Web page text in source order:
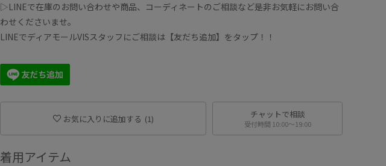
▷LINEで在庫のお問い合わせや商品、コーディネートのご相談など是非お気軽にお問い合
わせくださいませ。
LINEでディアモールVISスタッフにご相談は【友だち追加】をタップ！！
お気に入りに追加する (1) チャットで相談
受付時間 10:00〜19:00
着用アイテム